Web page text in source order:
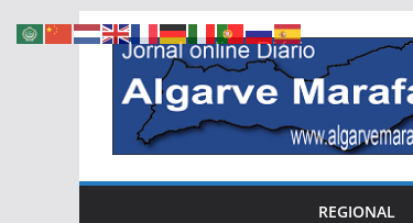
Skip
content
REGIONAL